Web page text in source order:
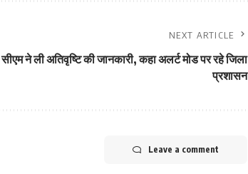
NEXT ARTICLE
सीएम ने ली अतिवृष्टि की जानकारी, कहा अलर्ट मोड पर रहे जिला
प्रशासन
Leave a comment